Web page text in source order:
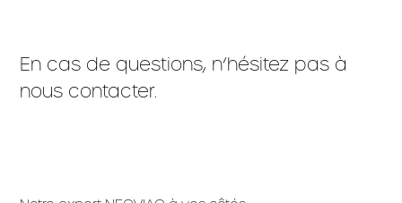
En cas de questions, n’hésitez pas à
nous contacter.